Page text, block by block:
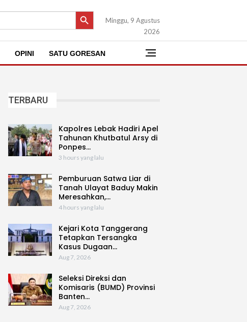
SEARCH BUTTON
Minggu, 9 Agustus
2026
OPINI SATU GORESAN
TERBARU
Kapolres Lebak Hadiri Apel
Tahunan Khutbatul Arsy di
Ponpes…
3 hours yang lalu
Pemburuan Satwa Liar di
Tanah Ulayat Baduy Makin
Meresahkan,…
4 hours yang lalu
Kejari Kota Tanggerang
Tetapkan Tersangka
Kasus Dugaan…
Aug 7, 2026
Seleksi Direksi dan
Komisaris (BUMD) Provinsi
Banten…
Aug 7, 2026